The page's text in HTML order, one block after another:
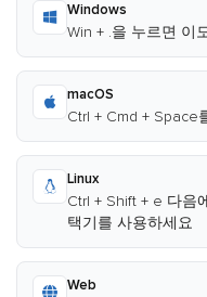
Windows
Win + .을 누르면 이
macOS
Ctrl + Cmd + Space
Linux
Ctrl + Shift + e 다음
택기를 사용하세요
Web